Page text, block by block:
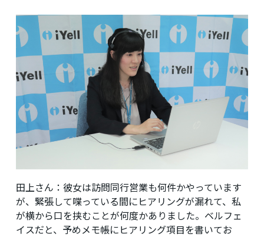
田上さん ：彼女は訪問同行営業も何件かやっています
が、緊張して喋っている間にヒアリングが漏れて、私
が横から口を挟むことが何度かありました。ベルフェ
イスだと、予めメモ帳にヒアリング項目を書いてお